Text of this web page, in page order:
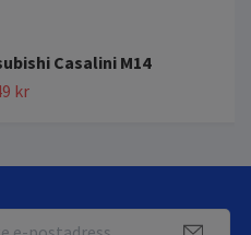
Casalini M14
kr